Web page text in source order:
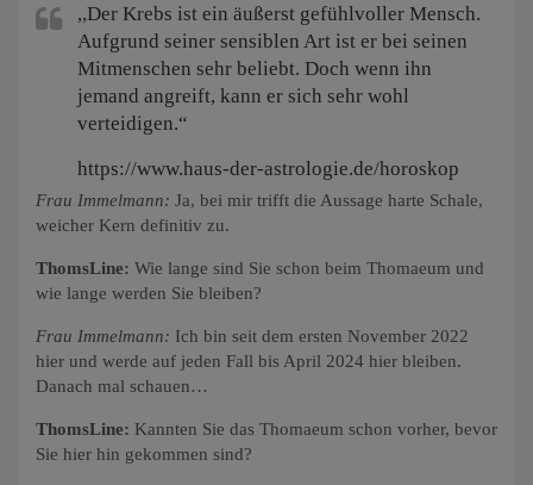
,,Der Krebs ist ein äußerst gefühlvoller Mensch.
Aufgrund seiner sensiblen Art ist er bei seinen
Mitmenschen sehr beliebt. Doch wenn ihn
jemand angreift, kann er sich sehr wohl
verteidigen.“
https://www.haus-der-astrologie.de/horoskop
Frau Immelmann: Ja, bei mir trifft die Aussage harte Schale,
weicher Kern definitiv zu.
ThomsLine: Wie lange sind Sie schon beim Thomaeum und
wie lange werden Sie bleiben?
Frau Immelmann: Ich bin seit dem ersten November 2022
hier und werde auf jeden Fall bis April 2024 hier bleiben.
Danach mal schauen…
ThomsLine: Kannten Sie das Thomaeum schon vorher, bevor
Sie hier hin gekommen sind?